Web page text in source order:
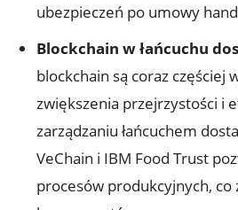
ubezpieczeń po umowy
Blockchain⁤ w łańcuchu
blockchain są coraz częściej
zwiększenia przejrzystości i
zarządzaniu łańcuchem
VeChain i IBM Food Trust
procesów produkcyjnych, ​co